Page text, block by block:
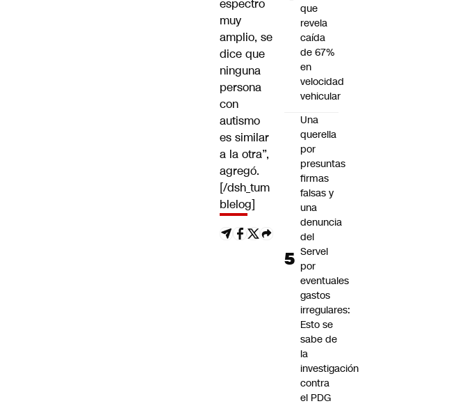
espectro
muy
amplio, se
dice que
ninguna
persona
con
autismo
es similar
a la otra”,
agregó.
[/dsh_tum
blelog]
que
revela
caída
de 67%
en
velocidad
vehicular
Una
querella
por
presuntas
firmas
falsas y
una
denuncia
del
Servel
por
eventuales
gastos
irregulares:
Esto se
sabe de
la
investigación
contra
el PDG